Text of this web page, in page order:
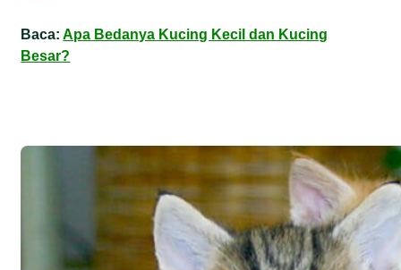
Baca:Apa Bedanya Kucing Kecil dan Kucing
Besar?